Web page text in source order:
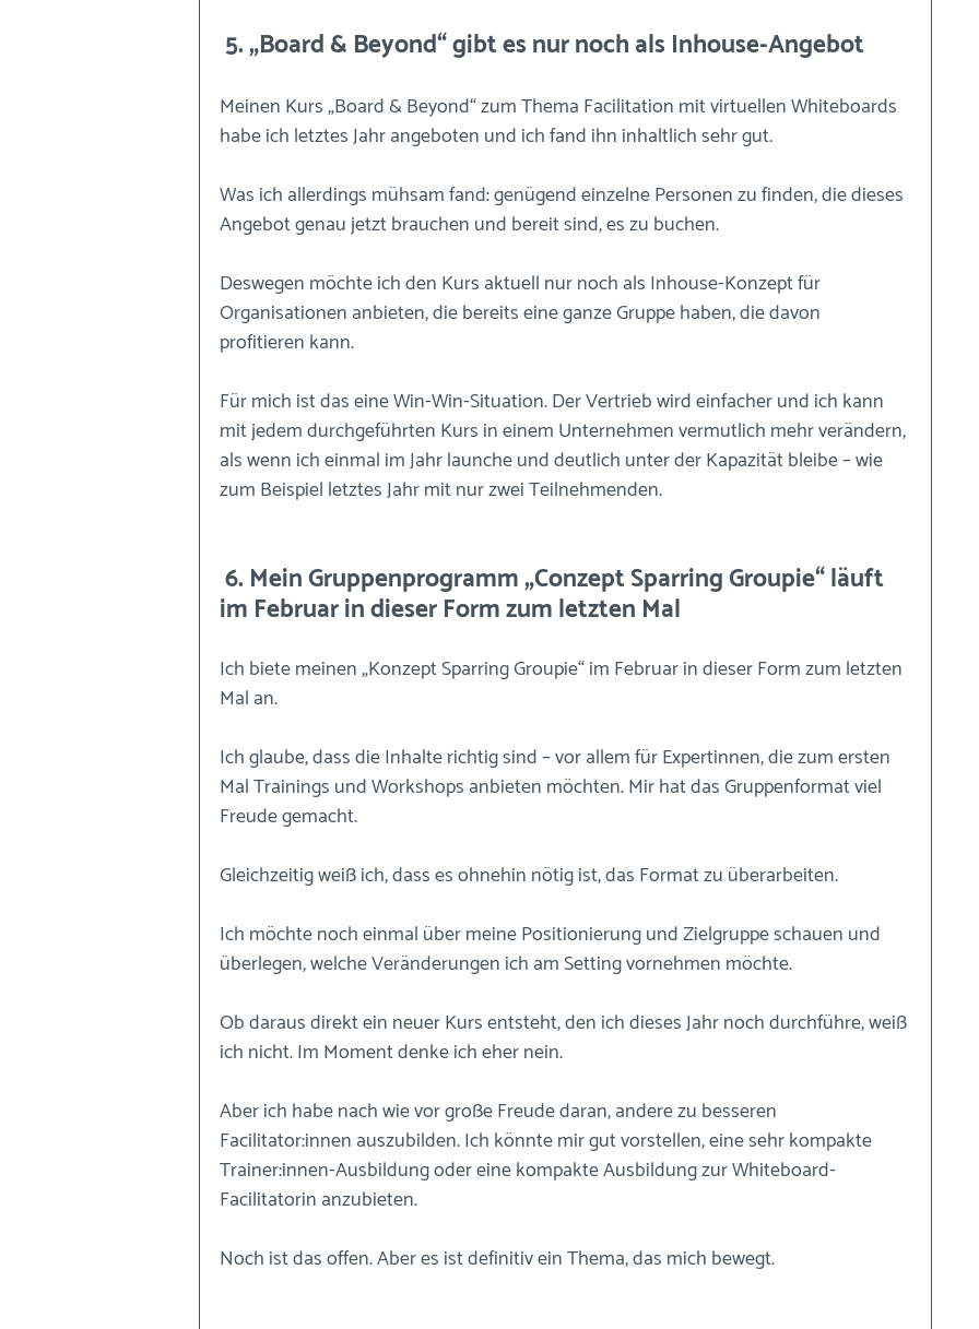
5. „Board & Beyond“ gibt es nur noch als Inhouse-Angebot
Meinen Kurs „Board & Beyond“ zum Thema Facilitation mit virtuellen Whiteboards
habe ich letztes Jahr angeboten und ich fand ihn inhaltlich sehr gut.
Was ich allerdings mühsam fand: genügend einzelne Personen zu finden, die dieses
Angebot genau jetzt brauchen und bereit sind, es zu buchen.
Deswegen möchte ich den Kurs aktuell nur noch als Inhouse-Konzept für
Organisationen anbieten, die bereits eine ganze Gruppe haben, die davon
profitieren kann.
Für mich ist das eine Win-Win-Situation. Der Vertrieb wird einfacher und ich kann
mit jedem durchgeführten Kurs in einem Unternehmen vermutlich mehr verändern,
als wenn ich einmal im Jahr launche und deutlich unter der Kapazität bleibe – wie
zum Beispiel letztes Jahr mit nur zwei Teilnehmenden.
im Februar in dieser Form zum letzten Mal
Ich biete meinen „Konzept Sparring Groupie“ im Februar in dieser Form zum letzten
Mal an.
Ich glaube, dass die Inhalte richtig sind – vor allem für Expertinnen, die zum ersten
Mal Trainings und Workshops anbieten möchten. Mir hat das Gruppenformat viel
Freude gemacht.
Gleichzeitig weiß ich, dass es ohnehin nötig ist, das Format zu überarbeiten.
Ich möchte noch einmal über meine Positionierung und Zielgruppe schauen und
überlegen, welche Veränderungen ich am Setting vornehmen möchte.
Ob daraus direkt ein neuer Kurs entsteht, den ich dieses Jahr noch durchführe, weiß
ich nicht. Im Moment denke ich eher nein.
Aber ich habe nach wie vor große Freude daran, andere zu besseren
Facilitator:innen auszubilden. Ich könnte mir gut vorstellen, eine sehr kompakte
Trainer:innen-Ausbildung oder eine kompakte Ausbildung zur Whiteboard-
Facilitatorin anzubieten.
Noch ist das offen. Aber es ist definitiv ein Thema, das mich bewegt.